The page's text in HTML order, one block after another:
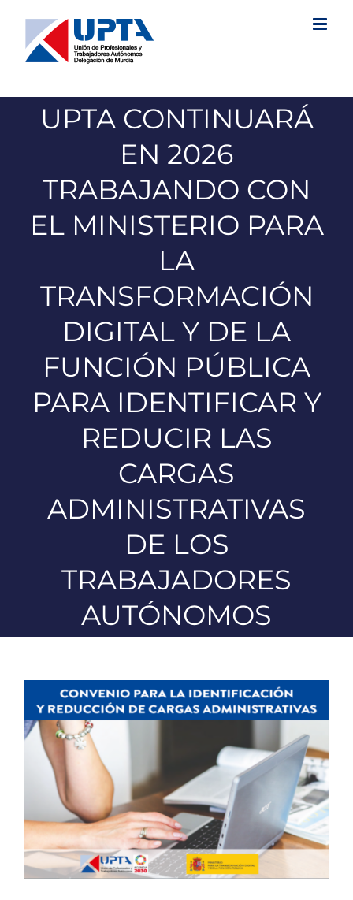
contenido
UPTA CONTINUARÁ
EN 2026
TRABAJANDO CON
EL MINISTERIO PARA
LA
TRANSFORMACIÓN
DIGITAL Y DE LA
FUNCIÓN PÚBLICA
PARA IDENTIFICAR Y
REDUCIR LAS
CARGAS
ADMINISTRATIVAS
DE LOS
TRABAJADORES
AUTÓNOMOS
imagen
más
grande